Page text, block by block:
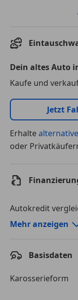
Dein altes Auto
Kaufe und
Jetzt
Erhalte
oder
Autokredit
Autokredit-
Mehr anzeigen
Basisdaten
Karosserieform